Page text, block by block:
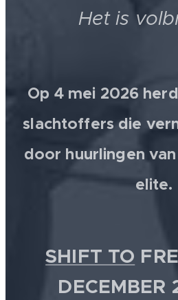
Het is
Op 4 mei 2026
slachtoffers die
door huurlingen
elite.
SHIFT TO
DECEMBER